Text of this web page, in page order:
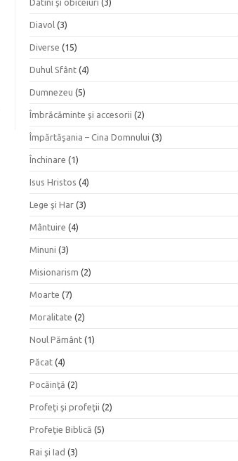
Datini şi obiceiuri (3)
Diavol (3)
Diverse (15)
Duhul Sfânt (4)
Dumnezeu (5)
Îmbrăcăminte şi accesorii (2)
Împărtăşania – Cina Domnului (3)
Închinare (1)
Isus Hristos (4)
Lege şi Har (3)
Mântuire (4)
Minuni (3)
Misionarism (2)
Moarte (7)
Moralitate (2)
Noul Pământ (1)
Păcat (4)
Pocăinţă (2)
Profeţi şi profeţii (2)
Profeţie Biblică (5)
Rai şi Iad (3)